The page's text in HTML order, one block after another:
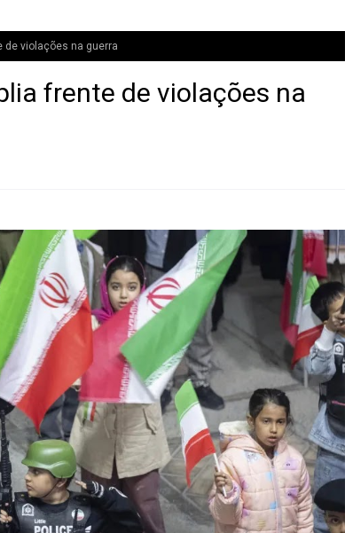
de violações na guerra
frente de violações na